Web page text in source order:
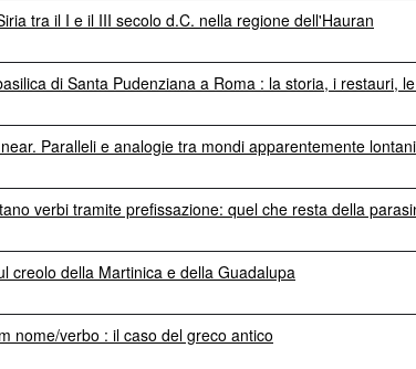
tra il I e il III secolo d.C. nella regione dell'Hauran
di Santa Pudenziana a Roma : la storia, i restauri,
Paralleli e analogie tra mondi apparentemente lontani
verbi tramite prefissazione: quel che resta della
creolo della Martinica e della Guadalupa
nome/verbo : il caso del greco antico